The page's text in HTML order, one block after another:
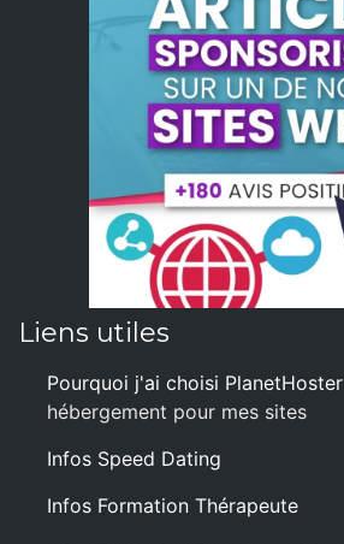
Liens utiles
Pourquoi j'ai choisi PlanetHoster
hébergement pour mes sites
Infos Speed Dating
Infos Formation Thérapeute